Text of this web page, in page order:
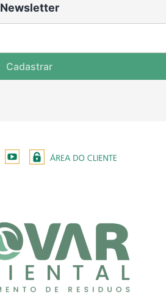
Newsletter
Cadastrar